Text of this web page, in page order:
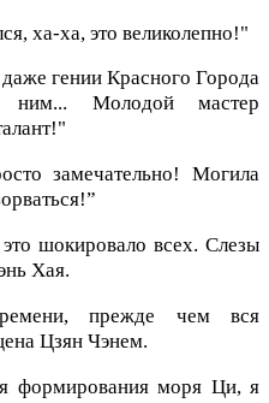
ха-ха, это великолепно!"
гении Красного Города
Молодой мастер
замечательно! Могила
шокировало всех. Слезы
Хая.
прежде чем вся
Цзян Чэнем.
формирования моря Ци, я